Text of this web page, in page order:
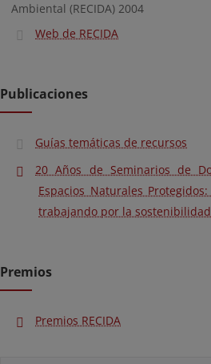
Ambiental (RECIDA) 2004
Web de RECIDA
Publicaciones
Guías temáticas de recursos
20 Años de Seminarios de
Espacios Naturales
trabajando por la sostenibilidad
Premios
Premios RECIDA